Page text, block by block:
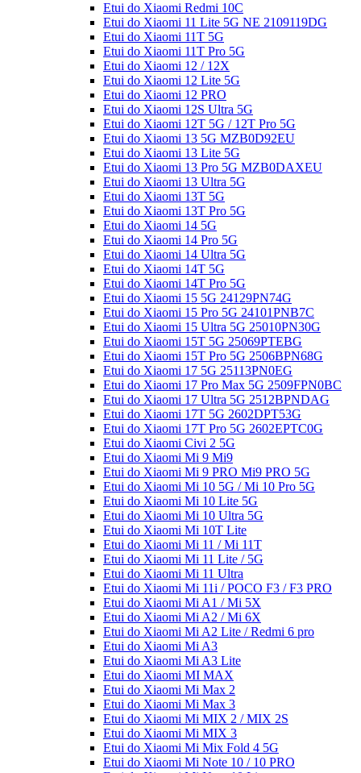
Etui do Xiaomi Redmi 10C
Etui do Xiaomi 11 Lite 5G NE 2109119DG
Etui do Xiaomi 11T 5G
Etui do Xiaomi 11T Pro 5G
Etui do Xiaomi 12 / 12X
Etui do Xiaomi 12 Lite 5G
Etui do Xiaomi 12 PRO
Etui do Xiaomi 12S Ultra 5G
Etui do Xiaomi 12T 5G / 12T Pro 5G
Etui do Xiaomi 13 5G MZB0D92EU
Etui do Xiaomi 13 Lite 5G
Etui do Xiaomi 13 Pro 5G MZB0DAXEU
Etui do Xiaomi 13 Ultra 5G
Etui do Xiaomi 13T 5G
Etui do Xiaomi 13T Pro 5G
Etui do Xiaomi 14 5G
Etui do Xiaomi 14 Pro 5G
Etui do Xiaomi 14 Ultra 5G
Etui do Xiaomi 14T 5G
Etui do Xiaomi 14T Pro 5G
Etui do Xiaomi 15 5G 24129PN74G
Etui do Xiaomi 15 Pro 5G 24101PNB7C
Etui do Xiaomi 15 Ultra 5G 25010PN30G
Etui do Xiaomi 15T 5G 25069PTEBG
Etui do Xiaomi 15T Pro 5G 2506BPN68G
Etui do Xiaomi 17 5G 25113PN0EG
Etui do Xiaomi 17 Pro Max 5G 2509FPN0BC
Etui do Xiaomi 17 Ultra 5G 2512BPNDAG
Etui do Xiaomi 17T 5G 2602DPT53G
Etui do Xiaomi 17T Pro 5G 2602EPTC0G
Etui do Xiaomi Civi 2 5G
Etui do Xiaomi Mi 9 Mi9
Etui do Xiaomi Mi 9 PRO Mi9 PRO 5G
Etui do Xiaomi Mi 10 5G / Mi 10 Pro 5G
Etui do Xiaomi Mi 10 Lite 5G
Etui do Xiaomi Mi 10 Ultra 5G
Etui do Xiaomi Mi 10T Lite
Etui do Xiaomi Mi 11 / Mi 11T
Etui do Xiaomi Mi 11 Lite / 5G
Etui do Xiaomi Mi 11 Ultra
Etui do Xiaomi Mi 11i / POCO F3 / F3 PRO
Etui do Xiaomi Mi A1 / Mi 5X
Etui do Xiaomi Mi A2 / Mi 6X
Etui do Xiaomi Mi A2 Lite / Redmi 6 pro
Etui do Xiaomi Mi A3
Etui do Xiaomi Mi A3 Lite
Etui do Xiaomi MI MAX
Etui do Xiaomi Mi Max 2
Etui do Xiaomi Mi Max 3
Etui do Xiaomi Mi MIX 2 / MIX 2S
Etui do Xiaomi Mi MIX 3
Etui do Xiaomi Mi Mix Fold 4 5G
Etui do Xiaomi Mi Note 10 / 10 PRO